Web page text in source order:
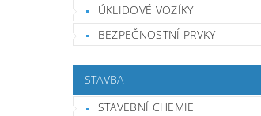
ÚKLIDOVÉ VOZÍKY
BEZPEČNOSTNÍ PRVKY
STAVBA
STAVEBNÍ CHEMIE